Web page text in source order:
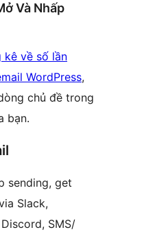
Và Nhấp
kê về số lần
WordPress,
chủ đề trong
bạn.
sending, get
Slack,
SMS/